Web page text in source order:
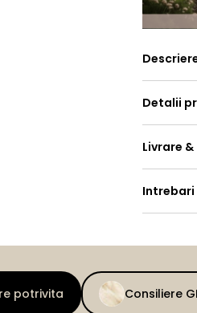
Detalii
Livrare
potrivita Consiliere